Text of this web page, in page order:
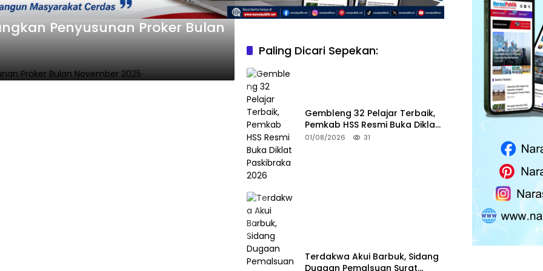
Penyusunan Proker Bulan
Paling Dicari Sepekan:
Gembleng 32 Pelajar Terbaik,
Pemkab HSS Resmi Buka Diklat
Paskibraka 2026
01/08/2026 31
Terdakwa Akui Barbuk, Sidang
Dugaan Pemalsuan Surat